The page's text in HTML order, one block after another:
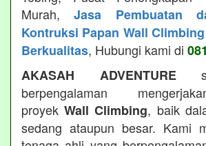
Murah,Jasa Pembuatan
Kontruksi Papan Wall
Berkualitas, Hubungi kami di
AKASAH ADVENTURE
berpengalaman
proyekWall Climbing, baik
sedang ataupun besar. Kami